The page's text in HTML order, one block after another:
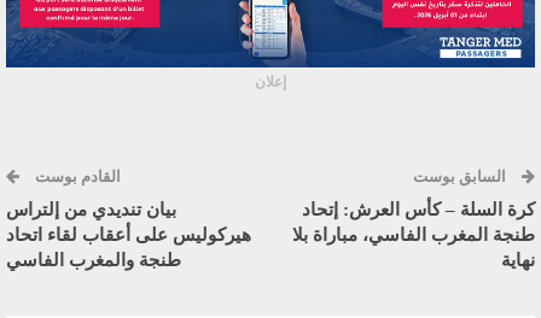
إعلان
السابق بوست
كرة السلة – كأس العرش: إتحاد
طنجة المغرب الفاسي، مباراة بلا
نهاية
القادم بوست
بيان تنديدي من إلتراس
هيركوليس على أعقاب لقاء اتحاد
طنجة والمغرب الفاسي